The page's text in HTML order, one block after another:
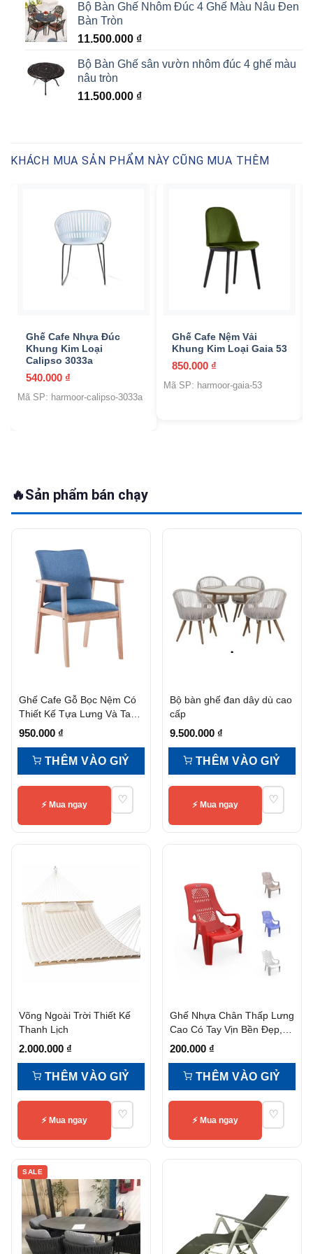
Bộ Bàn Ghế Nhôm Đúc 4 Ghế Màu Nâu Đen
Bàn Tròn
11.500.000 ₫
Bộ Bàn Ghế sân vườn nhôm đúc 4 ghế màu
nâu tròn
11.500.000 ₫
KHÁCH MUA SẢN PHẨM NÀY CŨNG MUA THÊM
Ghế Cafe Nhựa Đúc
Khung Kim Loại
Calipso 3033a
540.000 ₫
Mã SP: harmoor-calipso-3033a
Ghế Cafe Nệm Vải
Khung Kim Loại Gaia 53
850.000 ₫
Mã SP: harmoor-gaia-53
🔥Sản phẩm bán chạy
Ghế Cafe Gỗ Bọc Nệm Có
Thiết Kế Tựa Lưng Và Tay
Vịn
950.000 ₫
THÊM VÀO GIỶ
⚡ Mua ngay ♡
Bộ bàn ghế đan dây dù cao
cấp
9.500.000 ₫
THÊM VÀO GIỶ
⚡ Mua ngay ♡
Võng Ngoài Trời Thiết Kế
Thanh Lịch
2.000.000 ₫
THÊM VÀO GIỶ
⚡ Mua ngay ♡
Ghế Nhựa Chân Thấp Lưng
Cao Có Tay Vịn Bền Đẹp,
Tiện Nghi
200.000 ₫
THÊM VÀO GIỶ
⚡ Mua ngay ♡
SALE